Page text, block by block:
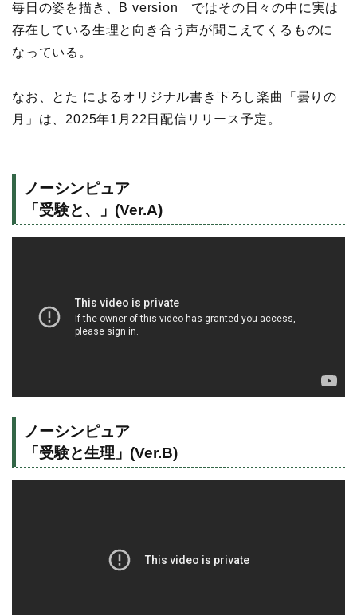
毎日の姿を描き、B version ではその日々の中に実は
存在している生理と向き合う声が聞こえてくるものに
なっている。
なお、とた によるオリジナル書き下ろし楽曲「曇りの
月」は、2025年1月22日配信リリース予定。
ノーシンピュア
「受験と、」(Ver.A)
ノーシンピュア
「受験と生理」(Ver.B)